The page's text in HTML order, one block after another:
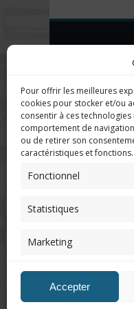
Pour offrir les meilleures
cookies pour stocker et/ou
consentir à ces
comportement de
ou de retirer son
caractéristiques et fonctions.
Fonctionnel
Statistiques
Marketing
Accepter
Imerod.fr est un
reproduction
sans
interdite.
Qui suis-je ?